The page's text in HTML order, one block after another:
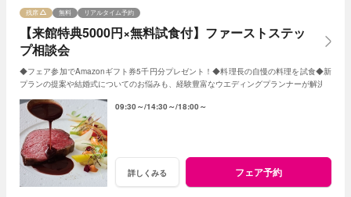
【来館特典5000円×無料試食付】ファーストステッ
プ相談会
残席 無料 リアルタイム予約
◆フェア参加でAmazonギフト券5千円分プレゼント！◆料理長の自慢の料理を試食◆新
プランの提案や結婚式についてのお悩みも、経験豊富なウエディングプランナーが解決
09:30～ 14:30～ 18:00～
詳しくみる フェア予約